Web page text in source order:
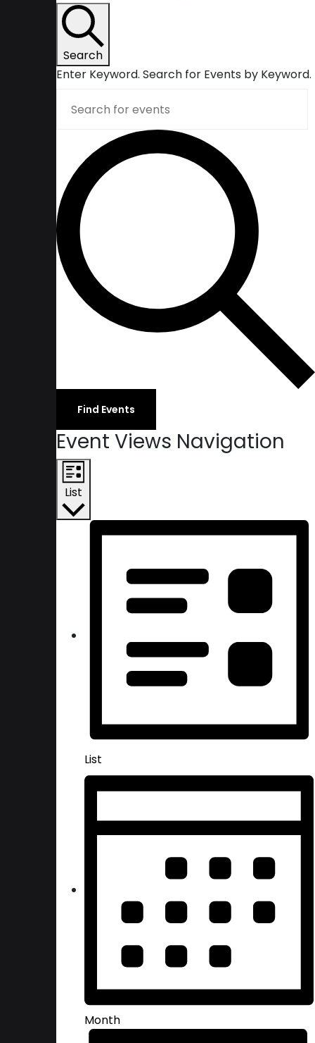
Search
Enter Keyword. Search for Events by Keyword.
Find Events
Event Views Navigation
List
List
Month